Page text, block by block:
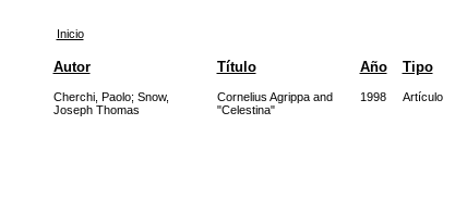
Inicio
Autor Título Año Tipo
Cherchi, Paolo; Snow,
Joseph Thomas
Cornelius Agrippa and
"Celestina"
1998 Artículo